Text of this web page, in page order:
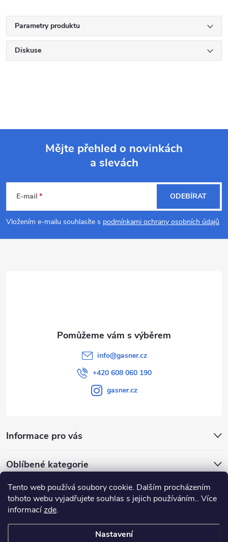
Tento web používá soubory cookie. Dalším procházením
tohoto webu vyjadřujete souhlas s jejich používáním.. Více
informacízde.
Nastavení
Parametry produktu
Diskuse
p
a
Mějte přehled o novinkách
a slevách
E-mail
Vložením e-mailu souhlasíte s podmínkami ochrany osobních údajů
ODEBÍRAT
info@gasner.cz
+420 608 060 190
gasner.cz
Informace pro vás
Oblíbené kategorie
Přijímáme online platby